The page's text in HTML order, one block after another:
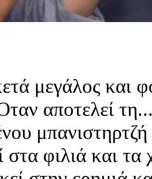
μεγάλος και
αποτελεί
μπανιστηρτζή
φιλιά και τα